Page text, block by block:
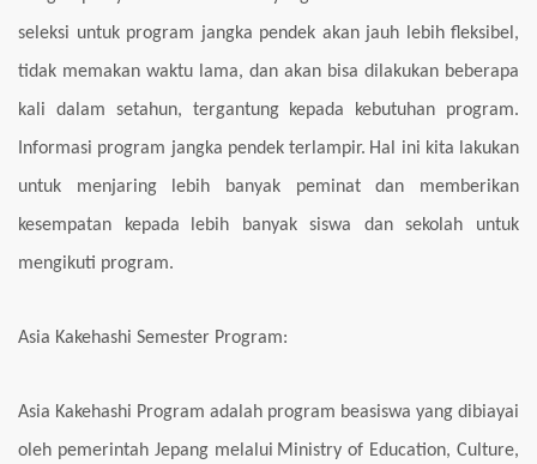
seleksi untuk program jangka pendek akan jauh lebih fleksibel,
tidak memakan waktu lama, dan akan bisa dilakukan beberapa
kali dalam setahun, tergantung kepada kebutuhan program.
Informasi program jangka pendek terlampir. Hal ini kita lakukan
untuk menjaring lebih banyak peminat dan memberikan
kesempatan kepada
lebih banyak siswa dan sekolah untuk
mengikuti program.
Asia Kakehashi Semester Program:
Asia Kakehashi Program adalah program beasiswa yang dibiayai
oleh pemerintah Jepang melalui Ministry of Education, Culture,